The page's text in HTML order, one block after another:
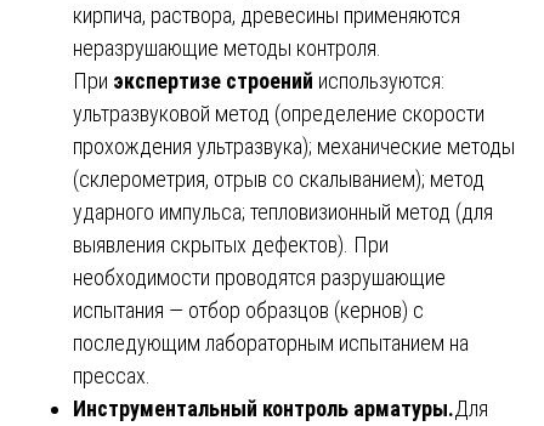
кирпича, раствора, древесины применяются
неразрушающие методы контроля.
При экспертизе строений используются:
ультразвуковой метод (определение скорости
прохождения ультразвука); механические методы
(склерометрия, отрыв со скалыванием); метод
ударного импульса; тепловизионный метод (для
выявления скрытых дефектов). При
необходимости проводятся разрушающие
испытания — отбор образцов (кернов) с
последующим лабораторным испытанием на
прессах.
Инструментальный контроль арматуры.Для